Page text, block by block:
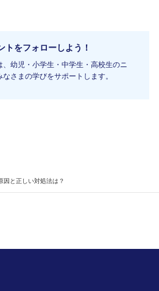
トをフォローしよう！
、幼児・小学生・中学生・高校生のニ
さまの学びをサポートします。
因と正しい対処法は？